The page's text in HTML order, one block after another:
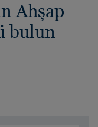
Ahşap
bulun